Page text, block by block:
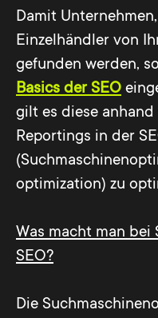
Damit
Einzelhändler von
gefunden werden,
Basics der SEO
gilt es diese
Reportings in der
optimization) zu
Was macht man bei
SEO?
Die